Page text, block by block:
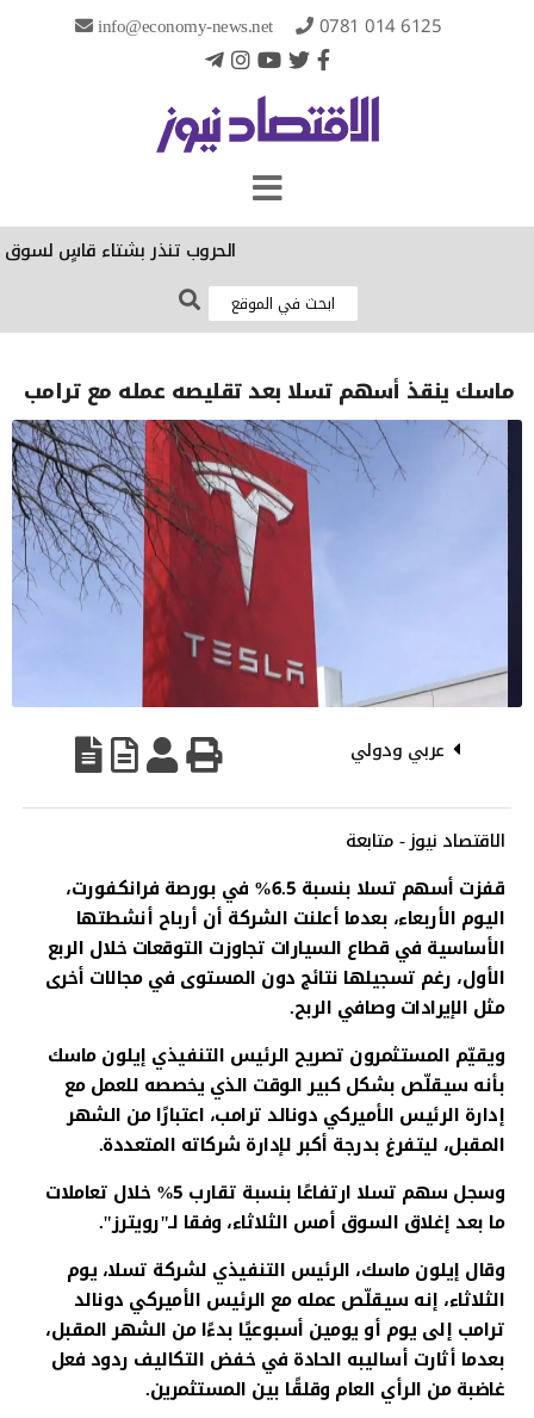
info@economy-news.net 0781 014 6125
الحروب تنذر بشتاء قاسٍ لسوق
ماسك ينقذ أسهم تسلا بعد تقليصه عمله مع ترامب
عربي ودولي
الاقتصاد نيوز - متابعة
قفزت أسهم تسلا بنسبة 6.5% في بورصة فرانكفورت،
اليوم الأربعاء، بعدما أعلنت الشركة أن أرباح أنشطتها
الأساسية في قطاع السيارات تجاوزت التوقعات خلال الربع
الأول، رغم تسجيلها نتائج دون المستوى في مجالات أخرى
مثل الإيرادات وصافي الربح.
ويقيّم المستثمرون تصريح الرئيس التنفيذي إيلون ماسك
بأنه سيقلّص بشكل كبير الوقت الذي يخصصه للعمل مع
إدارة الرئيس الأميركي دونالد ترامب، اعتبارًا من الشهر
المقبل، ليتفرغ بدرجة أكبر لإدارة شركاته المتعددة.
وسجل سهم تسلا ارتفاعًا بنسبة تقارب 5% خلال تعاملات
ما بعد إغلاق السوق أمس الثلاثاء، وفقا لـ"رويترز".
وقال إيلون ماسك، الرئيس التنفيذي لشركة تسلا، يوم
الثلاثاء، إنه سيقلّص عمله مع الرئيس الأميركي دونالد
ترامب إلى يوم أو يومين أسبوعيًا بدءًا من الشهر المقبل،
بعدما أثارت أساليبه الحادة في خفض التكاليف ردود فعل
غاضبة من الرأي العام وقلقًا بين المستثمرين.